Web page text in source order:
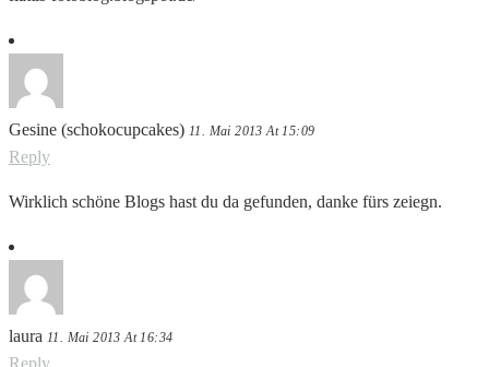
Gesine (schokocupcakes) 11. Mai 2013 At 15:09
Reply
Wirklich schöne Blogs hast du da gefunden, danke fürs zeiegn.
laura 11. Mai 2013 At 16:34